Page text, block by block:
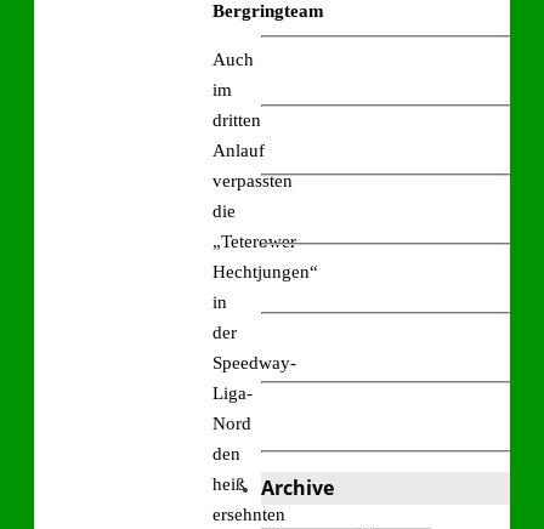
Bergringteam
Auch
im
dritten
Anlauf
verpassten
die
„Teterower
Hechtjungen“
in
der
Speedway-
Liga-
Nord
den
heiß
ersehnten
Archive